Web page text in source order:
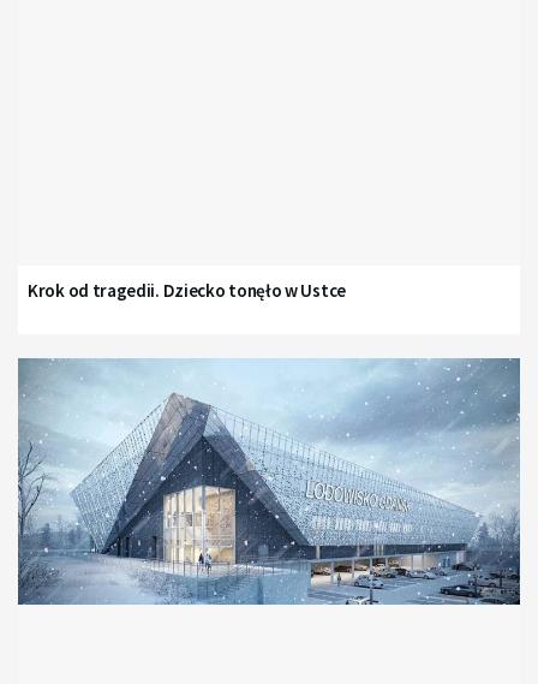
Krok od tragedii. Dziecko tonęło w Ustce